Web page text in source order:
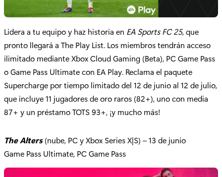
Lidera a tu equipo y haz historia en EA Sports FC 25, que
pronto llegará a The Play List. Los miembros tendrán acceso
ilimitado mediante Xbox Cloud Gaming (Beta), PC Game Pass
o Game Pass Ultimate con EA Play. Reclama el paquete
Supercharge por tiempo limitado del 12 de junio al 12 de julio,
que incluye 11 jugadores de oro raros (82+), uno con media
87+ y un préstamo TOTS 93+, ¡y mucho más!
The Alters(nube, PC y Xbox Series X|S) – 13 de junio
Game Pass Ultimate, PC Game Pass